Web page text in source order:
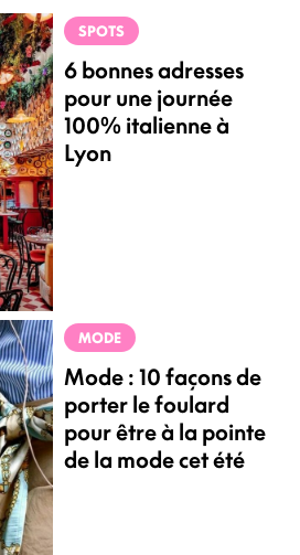
SPOTS
6 bonnes adresses
pour une journée
100% italienne à
Lyon
MODE
Mode : 10 façons de
porter le foulard
pour être à la pointe
de la mode cet été